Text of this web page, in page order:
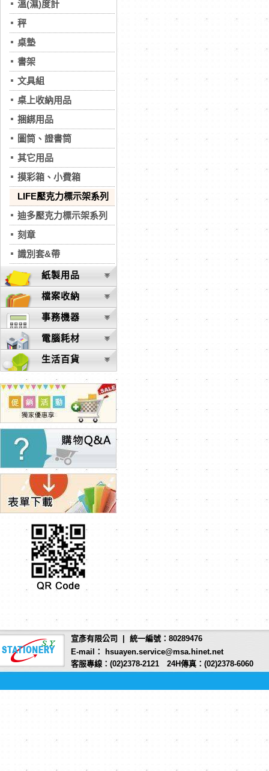
溫(濕)度計
秤
桌墊
書架
文具組
桌上收納用品
捆綁用品
圖筒、證書筒
其它用品
摸彩箱、小費箱
LIFE壓克力標示架系列
迪多壓克力標示架系列
刻章
識別套&帶
紙製用品
檔案收納
事務機器
電腦耗材
生活百貨
宣彥有限公司 | 統一編號：80289476
E-mail： hsuayen.service@msa.hinet.net
客服專線：(02)2378-2121 24H傳真：(02)2378-6060